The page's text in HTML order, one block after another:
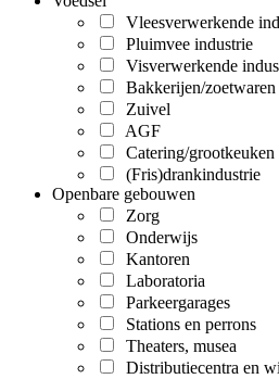
Vleesverwerkende
Pluimvee industrie
Visverwerkende
Bakkerijen/zoetwaren
Zuivel
AGF
Catering/grootkeuken
(Fris)drankindustrie
Openbare gebouwen
Zorg
Onderwijs
Kantoren
Laboratoria
Parkeergarages
Stations en perrons
Theaters, musea
Distributiecentra en